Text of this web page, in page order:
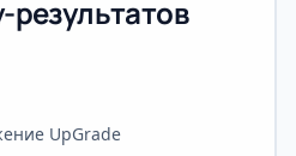
результатов
UpGrade